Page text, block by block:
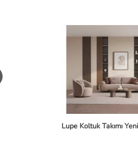
Lupe Koltuk Takımı Yeni